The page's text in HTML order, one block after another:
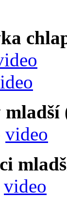
video
video